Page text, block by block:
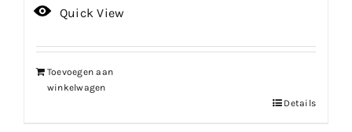
prijs
€154.99.
prijs
€123.99.
Quick View
Toevoegen aan
winkelwagen
Details